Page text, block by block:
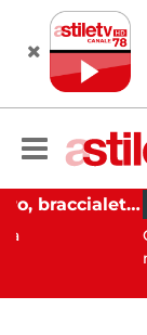
Martina Carbonaro, braccialetto elettronico per i genitori della 14enne uccisa dall'ex